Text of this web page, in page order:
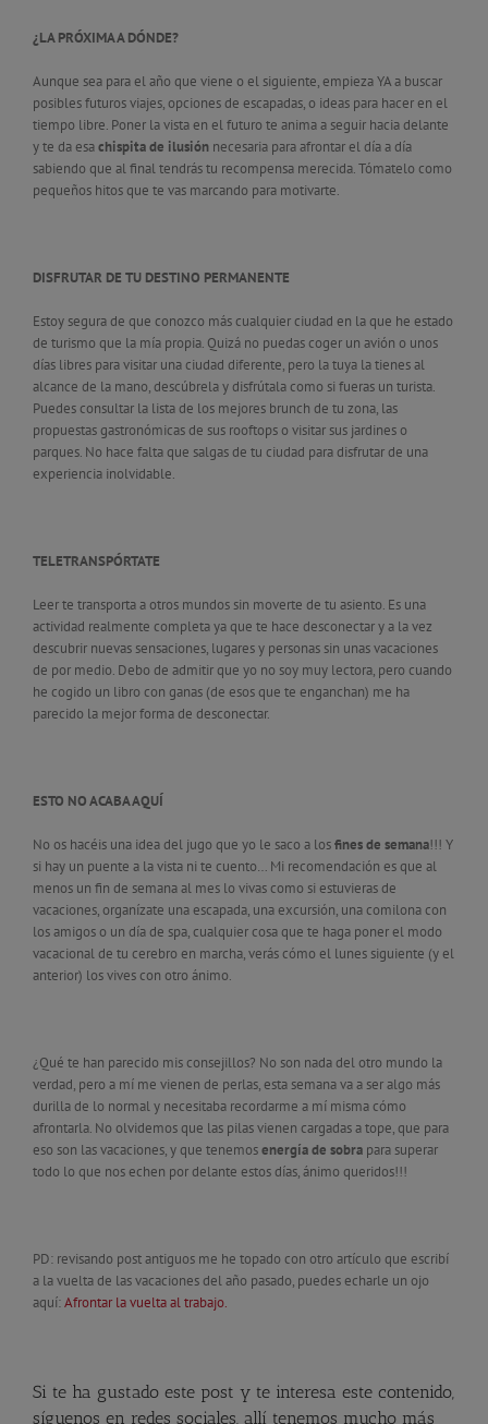
¿LA PRÓXIMA A DÓNDE?
Aunque sea para el año que viene o el siguiente, empieza YA a buscar
posibles futuros viajes, opciones de escapadas, o ideas para hacer en el
tiempo libre. Poner la vista en el futuro te anima a seguir hacia delante
y te da esachispita de ilusión necesaria para afrontar el día a día
sabiendo que al final tendrás tu recompensa merecida. Tómatelo como
pequeños hitos que te vas marcando para motivarte.
DISFRUTAR DE TU DESTINO PERMANENTE
Estoy segura de que conozco más cualquier ciudad en la que he estado
de turismo que la mía propia. Quizá no puedas coger un avión o unos
días libres para visitar una ciudad diferente, pero la tuya la tienes al
alcance de la mano, descúbrela y disfrútala como si fueras un turista.
Puedes consultar la lista de los mejores brunch de tu zona, las
propuestas gastronómicas de sus rooftops o visitar sus jardines o
parques. No hace falta que salgas de tu ciudad para disfrutar de una
experiencia inolvidable.
TELETRANSPÓRTATE
Leer te transporta a otros mundos sin moverte de tu asiento. Es una
actividad realmente completa ya que te hace desconectar y a la vez
descubrir nuevas sensaciones, lugares y personas sin unas vacaciones
de por medio. Debo de admitir que yo no soy muy lectora, pero cuando
he cogido un libro con ganas (de esos que te enganchan) me ha
parecido la mejor forma de desconectar.
ESTO NO ACABA AQUÍ
No os hacéis una idea del jugo que yo le saco a losfines de semana!!! Y
si hay un puente a la vista ni te cuento… Mi recomendación es que al
menos un fin de semana al mes lo vivas como si estuvieras de
vacaciones, organízate una escapada, una excursión, una comilona con
los amigos o un día de spa, cualquier cosa que te haga poner el modo
vacacional de tu cerebro en marcha, verás cómo el lunes siguiente (y el
anterior) los vives con otro ánimo.
¿Qué te han parecido mis consejillos? No son nada del otro mundo la
verdad, pero a mí me vienen de perlas, esta semana va a ser algo más
durilla de lo normal y necesitaba recordarme a mí misma cómo
afrontarla. No olvidemos que las pilas vienen cargadas a tope, que para
eso son las vacaciones, y que tenemosenergía de sobra para superar
todo lo que nos echen por delante estos días, ánimo queridos!!!
PD: revisando post antiguos me he topado con otro artículo que escribí
a la vuelta de las vacaciones del año pasado, puedes echarle un ojo
aquí:Afrontar la vuelta al trabajo.
Si te ha gustado este post y te interesa este contenido,
síguenos en redes sociales, allí tenemos mucho más